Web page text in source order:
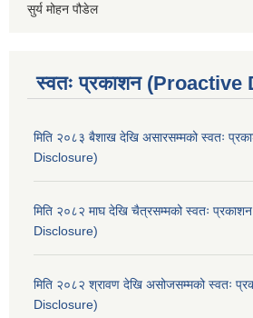
सुर्य मोहन पौडेल
स्वतः प्रकाशन
मिति २०८३ बैशाख देखि असारसम्मको स्वतः
Disclosure)
मिति २०८२ माघ देखि चैत्रसम्मको स्वतः
Disclosure)
मिति २०८२ श्रावण देखि असोजसम्मको स्वतः
Disclosure)